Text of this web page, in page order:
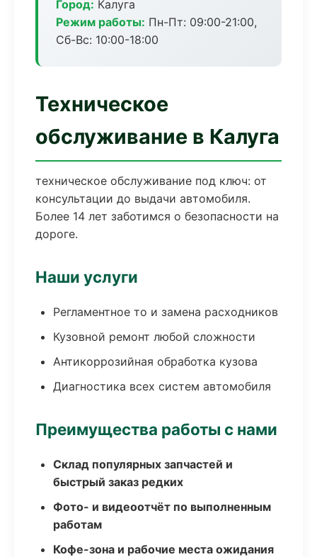
Город: Калуга
Режим работы: Пн-Пт: 09:00-21:00,
Сб-Вс: 10:00-18:00
Техническое
обслуживание в Калуга
техническое обслуживание под ключ: от
консультации до выдачи автомобиля.
Более 14 лет заботимся о безопасности на
дороге.
Наши услуги
Регламентное то и замена расходников
Кузовной ремонт любой сложности
Антикоррозийная обработка кузова
Диагностика всех систем автомобиля
Преимущества работы с нами
Склад популярных запчастей и
быстрый заказ редких
Фото- и видеоотчёт по выполненным
работам
Кофе-зона и рабочие места ожидания